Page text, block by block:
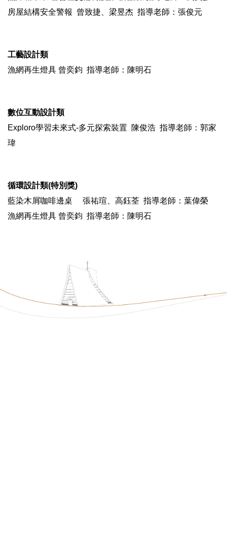
房屋結構安全警報 曾致捷、梁昱杰 指導老師：張俊元
工藝設計類
漁網再生燈具 曾奕鈞 指導老師：陳明石
數位互動設計類
Exploro學習未來式-多元探索裝置 陳俊浩 指導老師：郭家
瑋
循環設計類(特別獎)
藍染木屑咖啡邊桌 張祐瑄、高鈺荃 指導老師：葉偉榮
漁網再生燈具 曾奕鈞 指導老師：陳明石